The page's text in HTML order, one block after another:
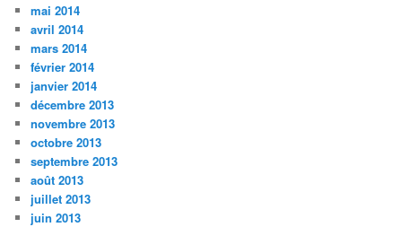
mai 2014
avril 2014
mars 2014
février 2014
janvier 2014
décembre 2013
novembre 2013
octobre 2013
septembre 2013
août 2013
juillet 2013
juin 2013